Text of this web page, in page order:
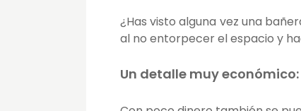
¿Has visto alguna vez una
al no entorpecer el espacio y
Un detalle muy